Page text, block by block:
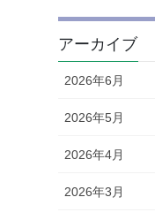
アーカイブ
2026年6月
2026年5月
2026年4月
2026年3月